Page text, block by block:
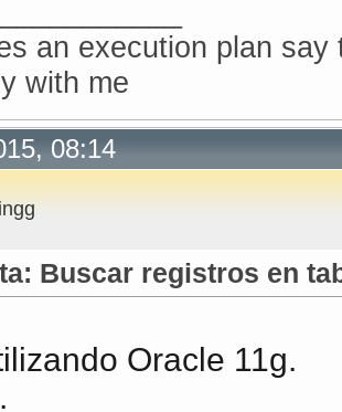
an execution plan
with me
08:14
Buscar registros en
Oracle 11g.